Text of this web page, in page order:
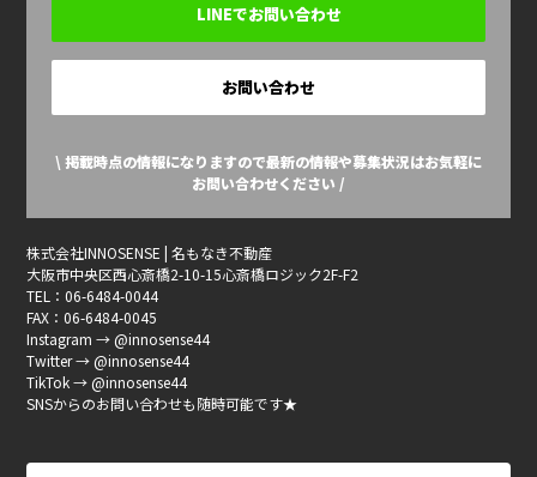
LINEでお問い合わせ
お問い合わせ
\ 掲載時点の情報になりますので最新の情報や募集状況はお気軽に
お問い合わせください /
株式会社INNOSENSE | 名もなき不動産
大阪市中央区西心斎橋2-10-15心斎橋ロジック2F-F2
TEL：06-6484-0044
FAX：06-6484-0045
Instagram → @innosense44
Twitter → @innosense44
TikTok → @innosense44
SNSからのお問い合わせも随時可能です★